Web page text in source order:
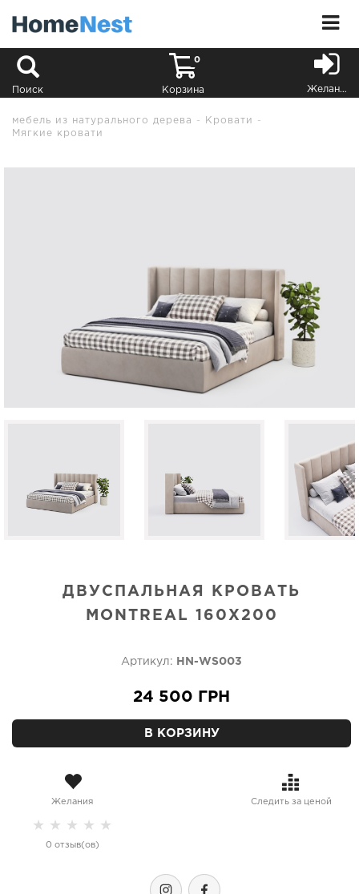
Поиск
0
Корзина Желания
мебель из натурального дерева
Кровати
Мягкие кровати
ДВУСПАЛЬНАЯ КРОВАТЬ
MONTREAL 160Х200
Артикул: HN-WS003
24 500 ГРН
В КОРЗИНУ
Желания Следить за ценой
★ ★ ★ ★ ★
0 отзыв(ов)